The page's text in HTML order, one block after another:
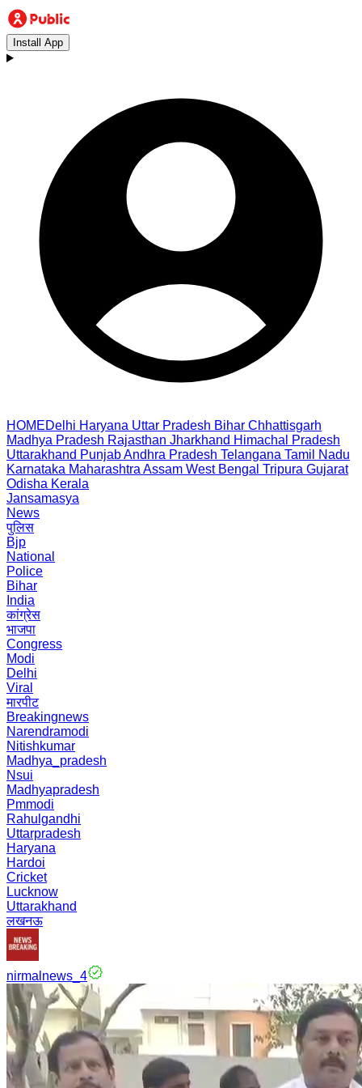
Install App
HOMEDelhi Haryana Uttar Pradesh Bihar Chhattisgarh
Madhya Pradesh Rajasthan Jharkhand Himachal Pradesh
Uttarakhand PunjabAndhra Pradesh Telangana Tamil Nadu
Karnataka Maharashtra Assam West Bengal Tripura Gujarat
Odisha Kerala
Jansamasya
News
पुलिस
Bjp
National
Police
Bihar
India
कांग्रेस
भाजपा
Congress
Modi
Delhi
Viral
मारपीट
Breakingnews
Narendramodi
Nitishkumar
Madhya_pradesh
Nsui
Madhyapradesh
Pmmodi
Rahulgandhi
Uttarpradesh
Haryana
Hardoi
Cricket
Lucknow
Uttarakhand
लखनऊ
nirmalnews_4